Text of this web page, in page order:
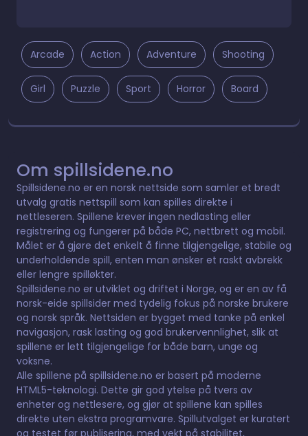
Arcade Action Adventure Shooting
Girl Puzzle Sport Horror Board
Om spillsidene.no
Spillsidene.no er en norsk nettside som samler et bredt
utvalg gratis nettspill som kan spilles direkte i
nettleseren. Spillene krever ingen nedlasting eller
registrering og fungerer på både PC, nettbrett og mobil.
Målet er å gjøre det enkelt å finne tilgjengelige, stabile og
underholdende spill, enten man ønsker et raskt avbrekk
eller lengre spilløkter.
Spillsidene.no er utviklet og driftet i Norge, og er en av få
norsk-eide spillsider med tydelig fokus på norske brukere
og norsk språk. Nettsiden er bygget med tanke på enkel
navigasjon, rask lasting og god brukervennlighet, slik at
spillene er lett tilgjengelige for både barn, unge og
voksne.
Alle spillene på spillsidene.no er basert på moderne
HTML5-teknologi. Dette gir god ytelse på tvers av
enheter og nettlesere, og gjør at spillene kan spilles
direkte uten ekstra programvare. Spillutvalget er kuratert
og testet før publisering, med vekt på stabilitet,